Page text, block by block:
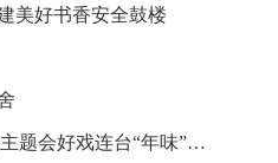
美好书香安全鼓楼
寻福韵迎福气|鼓楼新春主题会好戏连台“年味”十足！